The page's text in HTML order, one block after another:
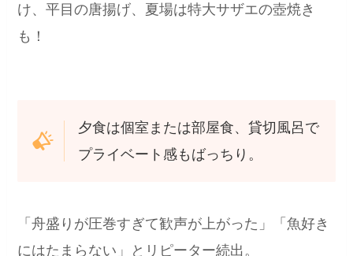
け、平目の唐揚げ、夏場は特大サザエの壺焼き
も！
夕食は個室または部屋食、貸切風呂で
プライベート感もばっちり。
「舟盛りが圧巻すぎて歓声が上がった」「魚好き
にはたまらない」とリピーター続出。